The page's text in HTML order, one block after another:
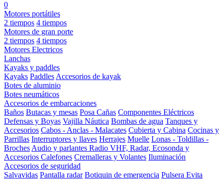
0
Motores portátiles
2 tiempos 4 tiempos
Motores de gran porte
2 tiempos 4 tiempos
Motores Electricos
Lanchas
Kayaks y paddles
Kayaks Paddles Accesorios de kayak
Botes de aluminio
Botes neumáticos
Accesorios de embarcaciones
Baños Butacas y mesas Posa Cañas Componentes Eléctricos
Defensas y Boyas Vajilla Náutica Bombas de agua Tanques y
Accesorios Cabos - Anclas - Malacates Cubierta y Cabina Cocinas y
Parrillas Interruptores y llaves Herrajes Muelle Lonas - Toldillas -
Broches Audio y parlantes Radio VHF, Radar, Ecosonda y
Accesorios Calefones Cremalleras y Volantes Iluminación
Accesorios de seguridad
Salvavidas Pantalla radar Botiquin de emergencia Pulsera Evita